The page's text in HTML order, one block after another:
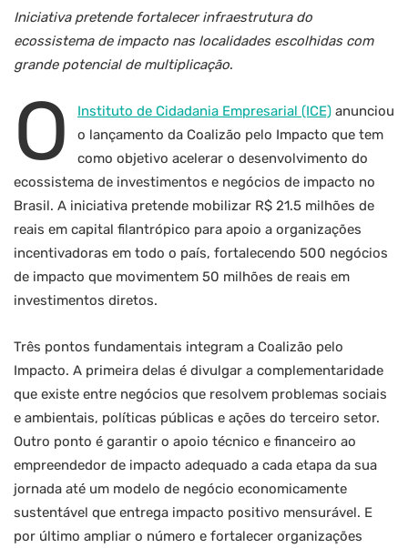
Iniciativa pretende fortalecer infraestrutura do
ecossistema de impacto nas localidades escolhidas com
grande potencial de multiplicação.
O Instituto de Cidadania Empresarial (ICE) anunciou
o lançamento da Coalizão pelo Impacto que tem
como objetivo acelerar o desenvolvimento do
ecossistema de investimentos e negócios de impacto no
Brasil. A iniciativa pretende mobilizar R$ 21.5 milhões de
reais em capital filantrópico para apoio a organizações
incentivadoras em todo o país, fortalecendo 500 negócios
de impacto que movimentem 50 milhões de reais em
investimentos diretos.
Três pontos fundamentais integram a Coalizão pelo
Impacto. A primeira delas é divulgar a complementaridade
que existe entre negócios que resolvem problemas sociais
e ambientais, políticas públicas e ações do terceiro setor.
Outro ponto é garantir o apoio técnico e financeiro ao
empreendedor de impacto adequado a cada etapa da sua
jornada até um modelo de negócio economicamente
sustentável que entrega impacto positivo mensurável. E
por último ampliar o número e fortalecer organizações